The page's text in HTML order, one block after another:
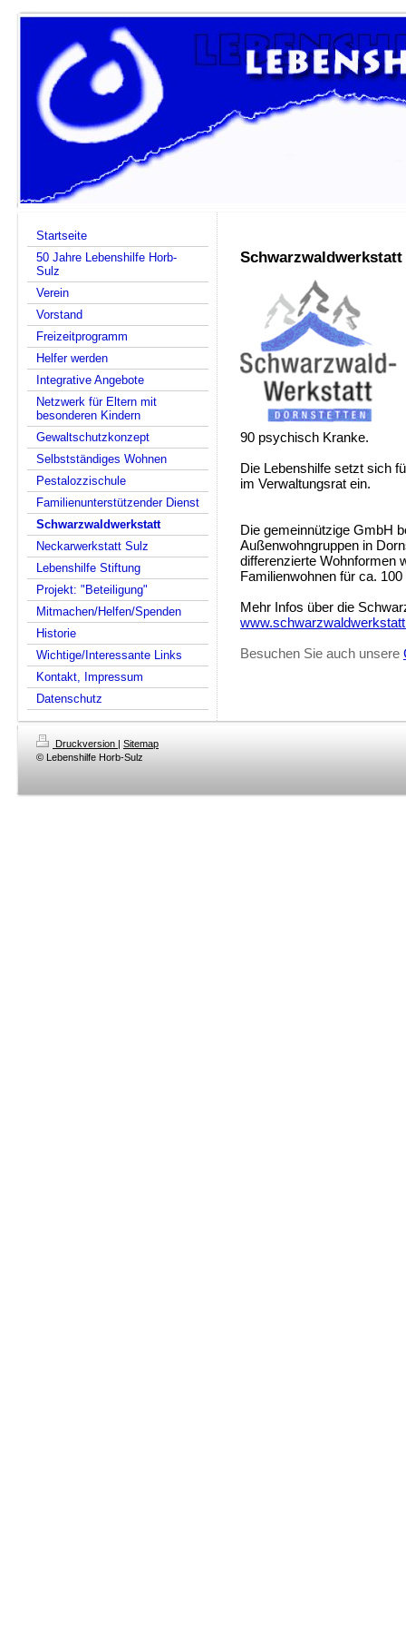
Startseite
50 Jahre Lebenshilfe Horb-
Sulz
Verein
Vorstand
Freizeitprogramm
Helfer werden
Integrative Angebote
Netzwerk für Eltern mit
besonderen Kindern
Gewaltschutzkonzept
Selbstständiges Wohnen
Pestalozzischule
Familienunterstützender Dienst
Schwarzwaldwerkstatt
Neckarwerkstatt Sulz
Lebenshilfe Stiftung
Projekt: "Beteiligung"
Mitmachen/Helfen/Spenden
Historie
Wichtige/Interessante Links
Kontakt, Impressum
Datenschutz
90 psychisch Kranke.
Die Lebenshilfe setzt sich
im Verwaltungsrat ein.
Die gemeinnützige GmbH
Außenwohngruppen in
differenzierte Wohnformen
Familienwohnen für ca.
Mehr Infos über die
ww
Besuchen Sie auch unsere
Druckversion | Sitemap
© Lebenshilfe Horb-Sulz